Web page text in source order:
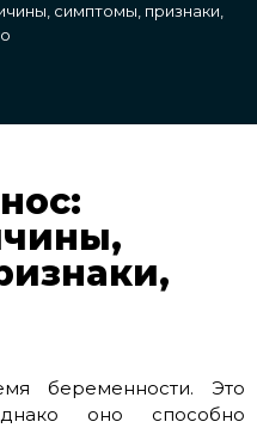
симптомы, признаки,
беременности. Это
оно способно